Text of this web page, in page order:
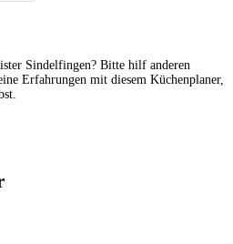
Sindelfingen? Bitte hilf anderen
Erfahrungen mit diesem Küchenplaner,